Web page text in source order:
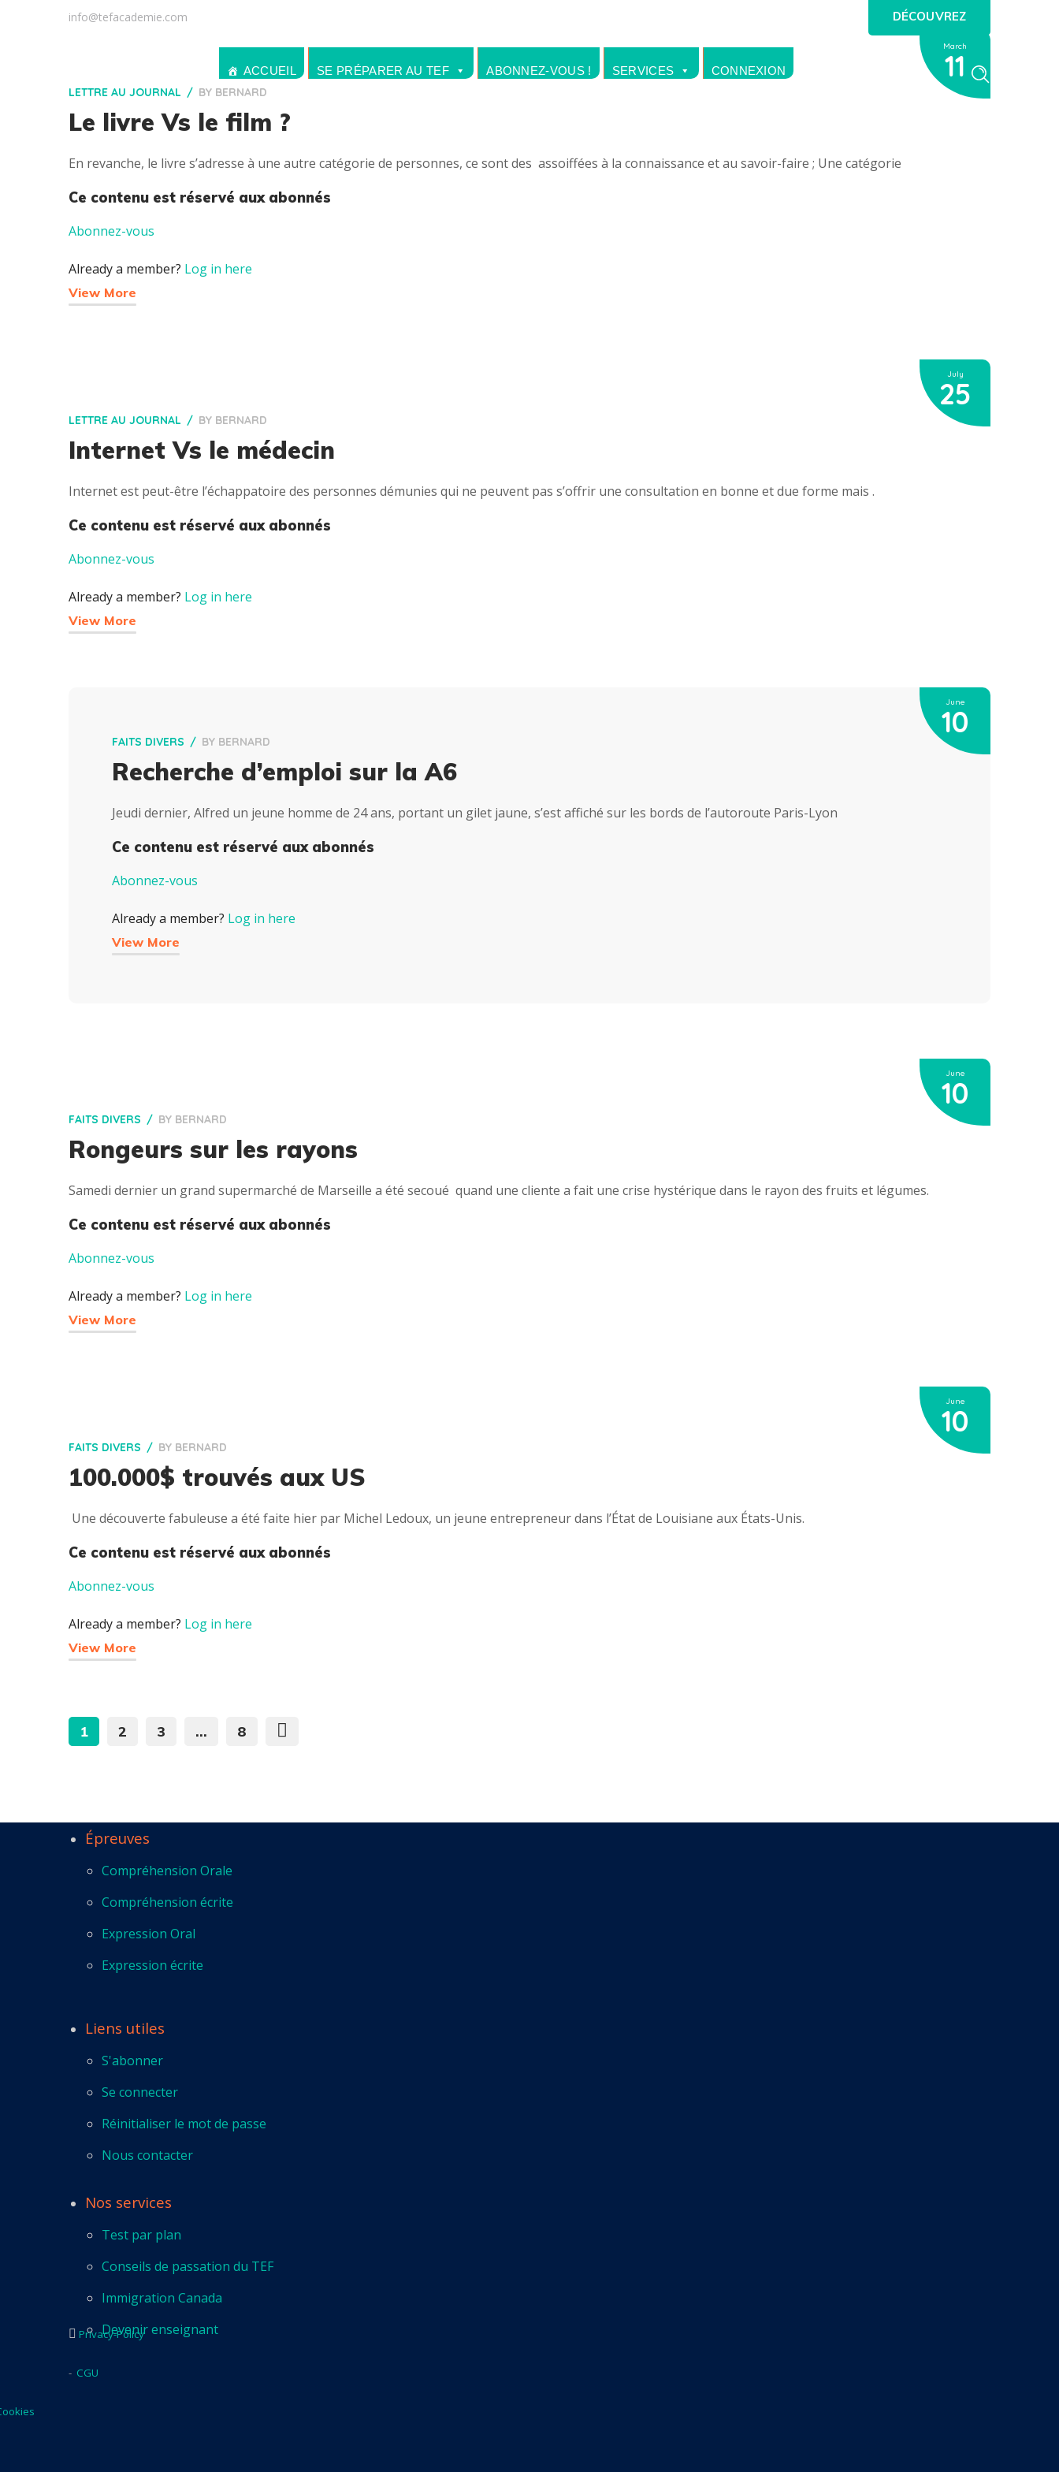
info@tefacademie.com DÉCOUVREZ
ACCUEIL SE PRÉPARER AU TEF ABONNEZ-VOUS ! SERVICES CONNEXION
March
11
LETTRE AU JOURNAL BY BERNARD
Le livre Vs le film ?
En revanche, le livre s’adresse à une autre catégorie de personnes, ce sont des assoiffées à la connaissance et au savoir-faire ; Une catégorie
Ce contenu est réservé aux abonnés
Abonnez-vous
Already a member? Log in here
View More
July
25
LETTRE AU JOURNAL BY BERNARD
Internet Vs le médecin
Internet est peut-être l’échappatoire des personnes démunies qui ne peuvent pas s’offrir une consultation en bonne et due forme mais .
Ce contenu est réservé aux abonnés
Abonnez-vous
Already a member? Log in here
View More
June
10
FAITS DIVERS BY BERNARD
Recherche d’emploi sur la A6
Jeudi dernier, Alfred un jeune homme de 24 ans, portant un gilet jaune, s’est affiché sur les bords de l’autoroute Paris-Lyon
Ce contenu est réservé aux abonnés
Abonnez-vous
Already a member? Log in here
View More
June
10
FAITS DIVERS BY BERNARD
Rongeurs sur les rayons
Samedi dernier un grand supermarché de Marseille a été secoué quand une cliente a fait une crise hystérique dans le rayon des fruits et légumes.
Ce contenu est réservé aux abonnés
Abonnez-vous
Already a member? Log in here
View More
June
10
FAITS DIVERS BY BERNARD
100.000$ trouvés aux US
Une découverte fabuleuse a été faite hier par Michel Ledoux, un jeune entrepreneur dans l’État de Louisiane aux États-Unis.
Ce contenu est réservé aux abonnés
Abonnez-vous
Already a member? Log in here
View More
1 2 3 … 8
Épreuves
Compréhension Orale
Compréhension écrite
Expression Oral
Expression écrite
Liens utiles
S'abonner
Se connecter
Réinitialiser le mot de passe
Nous contacter
Nos services
Test par plan
Conseils de passation du TEF
Immigration Canada
Devenir enseignant
Privacy-Policy
- CGU